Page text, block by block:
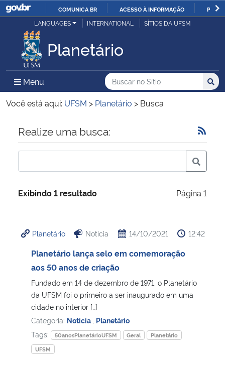
IR
O
COMUNICA BR ACESSO À INFORMAÇÃO
Ministério da Justiça e Segurança Pública
Ministério da Defesa
Ministério das Relações Exteriores
Ministério da Economia
Ministério da Infraestrutura
Ministério da Cidadania
Ministério de Minas e Energia
Ministério da Ciência, Tecnologia, Inovações e Comunicações
Ministério do Meio Ambiente
LANGUAGES INTERNATIONAL SÍTIOS DA UFSM
Planetário
Menu Menu Principal do Sítio
Busca
Buscar no no Sítio
Busca:
Você está aqui: UFSM > Planetário > Busca
Início do conteúdo
Realize uma busca:
Exibindo 1 resultado Página 1
Planetário Notícia 14/10/2021 12:42
Planetário lança selo em comemoração
aos 50 anos de criação
Fundado em 14 de dezembro de 1971, o Planetário
da UFSM foi o primeiro a ser inaugurado em uma
cidade no interior […]
Categoria: Noticia Planetário
Tags:
50anosPlanetárioUFSM Geral
Planetário
UFSM